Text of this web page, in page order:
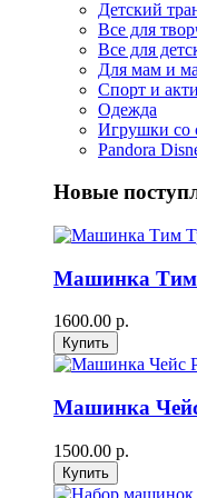
Детский
Все для
Все для
Для мам и
Спорт и
Одежда
Игрушки со
Pandora
Новые
Машинка Тим
1600.00 р.
Машинка Чейс
1500.00 р.